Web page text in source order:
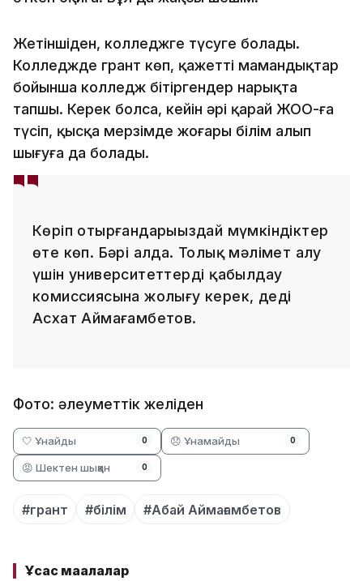
Жетіншіден, колледжге түсуге болады.
Колледжде грант көп, қажетті мамандықтар
бойынша колледж бітіргендер нарықта
тапшы. Керек болса, кейін әрі қарай ЖОО-ға
түсіп, қысқа мерзімде жоғары білім алып
шығуға да болады.
Көріп отырғандарыңыздай мүмкіндіктер
өте көп. Бәрі алда. Толық мәлімет алу
үшін университеттердің қабылдау
комиссиясына жолығу керек, деді
Асхат Аймағамбетов.
Фото: әлеуметтік желіден
🤍 Ұнайды 0 😞 Ұнамайды 0
😡 Шектен шыққан 0
#грант #білім #Абай Аймағамбетов
Ұқсас мақалалар